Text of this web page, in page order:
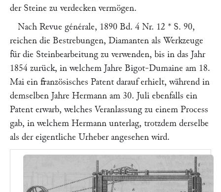
der Steine zu verdecken vermögen.
Nach Revue générale, 1890 Bd. 4 Nr. 12 * S. 90,
reichen die Bestrebungen, Diamanten als Werkzeuge
für die Steinbearbeitung zu verwenden, bis in das Jahr
1854 zurück, in welchem Jahre Bigot-Dumaine am 18.
Mai ein französisches Patent darauf erhielt, während in
demselben Jahre Hermann am 30. Juli ebenfalls ein
Patent erwarb, welches Veranlassung zu einem Process
gab, in welchem Hermann unterlag, trotzdem derselbe
als der eigentliche Urheber angesehen wird.